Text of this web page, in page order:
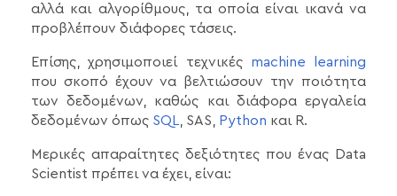
αλλά και αλγορίθμους, τα οποία είναι ικανά να
προβλέπουν διάφορες τάσεις.
Επίσης, χρησιμοποιεί τεχνικές machine learning
που σκοπό έχουν να βελτιώσουν την ποιότητα
των δεδομένων, καθώς και διάφορα εργαλεία
δεδομένων όπως SQL , SAS, Python και R.
Μερικές απαραίτητες δεξιότητες που ένας Data
Scientist πρέπει να έχει, είναι: